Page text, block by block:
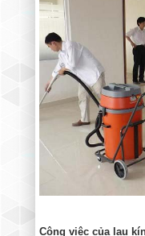
Công việc của lau